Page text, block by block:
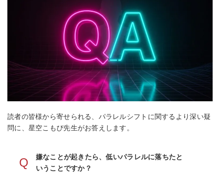
読者の皆様から寄せられる、パラレルシフトに関するより深い疑
問に、星空こもぴ先生がお答えします。
Q
嫌なことが起きたら、低いパラレルに落ちたと
いうことですか？